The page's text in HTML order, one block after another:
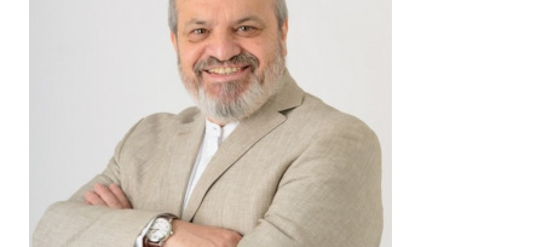
Guarda mi nombre, correo electrónico y web en
este navegador para la próxima vez que
Este sitio esta protegido por
reCAPTCHA y la
Política de
privacidady losTérminos del servicio